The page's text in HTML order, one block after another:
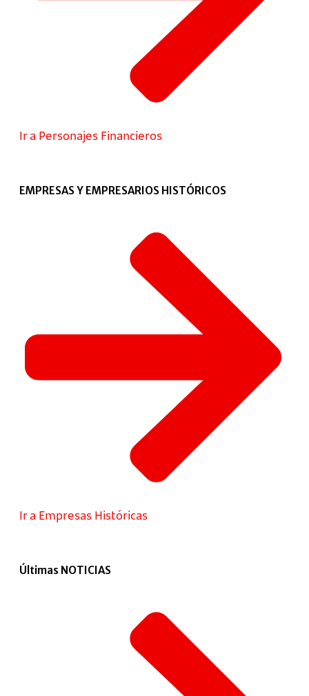
Ir a Personajes Financieros
EMPRESAS Y EMPRESARIOS HISTÓRICOS
Ir a Empresas Históricas
Últimas NOTICIAS